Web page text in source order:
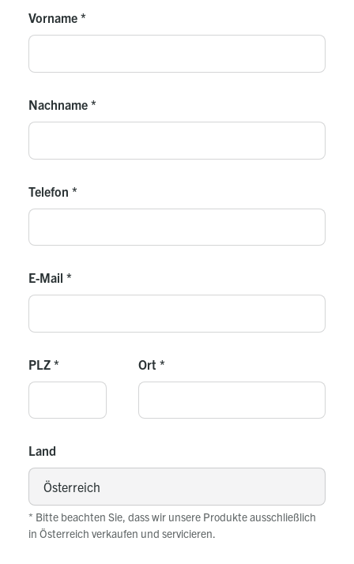
Vorname *
Nachname *
Telefon *
E-Mail *
PLZ * Ort *
Land
* Bitte beachten Sie, dass wir unsere Produkte ausschließlich
in Österreich verkaufen und servicieren.